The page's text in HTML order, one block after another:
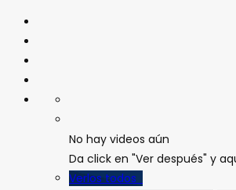
No hay videos aún
Da click en "Ver después" y
Verlos todos